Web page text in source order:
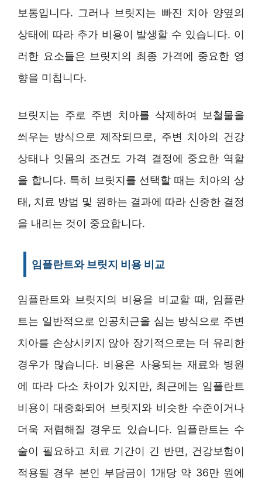
보통입니다. 그러나 브릿지는 빠진 치아 양옆의
상태에 따라 추가 비용이 발생할 수 있습니다. 이
러한 요소들은 브릿지의 최종 가격에 중요한 영
향을 미칩니다.
브릿지는 주로 주변 치아를 삭제하여 보철물을
씌우는 방식으로 제작되므로, 주변 치아의 건강
상태나 잇몸의 조건도 가격 결정에 중요한 역할
을 합니다. 특히 브릿지를 선택할 때는 치아의 상
태, 치료 방법 및 원하는 결과에 따라 신중한 결정
을 내리는 것이 중요합니다.
임플란트와 브릿지 비용 비교
임플란트와 브릿지의 비용을 비교할 때, 임플란
트는 일반적으로 인공치근을 심는 방식으로 주변
치아를 손상시키지 않아 장기적으로는 더 유리한
경우가 많습니다. 비용은 사용되는 재료와 병원
에 따라 다소 차이가 있지만, 최근에는 임플란트
비용이 대중화되어 브릿지와 비슷한 수준이거나
더욱 저렴해질 경우도 있습니다. 임플란트는 수
술이 필요하고 치료 기간이 긴 반면, 건강보험이
적용될 경우 본인 부담금이 1개당 약 36만 원에